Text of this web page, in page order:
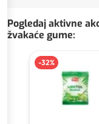
Pogledaj aktivne
žvakaće gume:
-32%